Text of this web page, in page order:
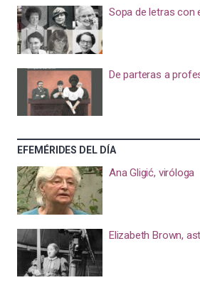
Sopa de letras con
De parteras a
EFEMÉRIDES DEL DÍA
Ana Gligić, viróloga
Elizabeth Brown,